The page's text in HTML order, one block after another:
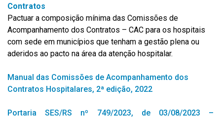
Contratos
Pactuar a composição mínima das Comissões de
Acompanhamento dos Contratos – CAC para os hospitais
com sede em municípios que tenham a gestão plena ou
aderidos ao pacto na área da atenção hospitalar.
Manual das Comissões de Acompanhamento dos
Contratos Hospitalares, 2ª edição, 2022
Portaria SES/RS nº 749/2023, de 03/08/2023 –